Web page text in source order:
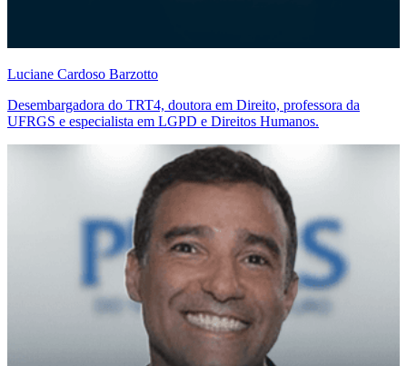
Luciane Cardoso Barzotto
Desembargadora do TRT4, doutora em Direito, professora da
UFRGS e especialista em LGPD e Direitos Humanos.